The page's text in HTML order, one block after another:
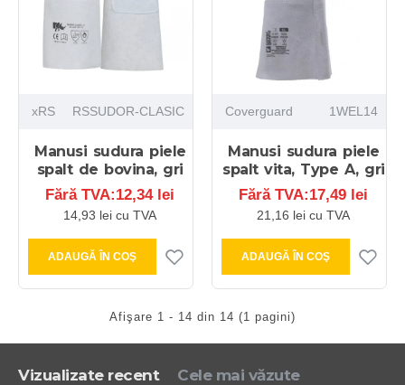
xRS RSSUDOR-CLASIC
Manusi sudura piele
spalt de bovina, gri
Fără TVA:12,34 lei
14,93 lei cu TVA
ADAUGĂ ÎN COŞ
Coverguard 1WEL14
Manusi sudura piele
spalt vita, Type A, gri
Fără TVA:17,49 lei
21,16 lei cu TVA
ADAUGĂ ÎN COŞ
Afişare 1 - 14 din 14 (1 pagini)
Vizualizate recent Cele mai văzute